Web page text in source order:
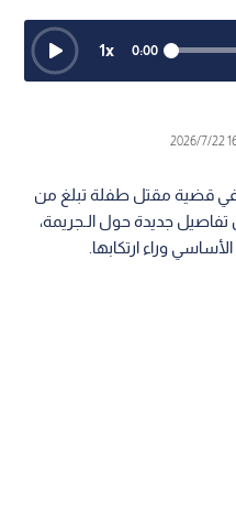
0:00
1x
قضية مقتل طفلة تبلغ من
عن تفاصيل جديدة حول الـجريمة،
وراء ارتكابها.